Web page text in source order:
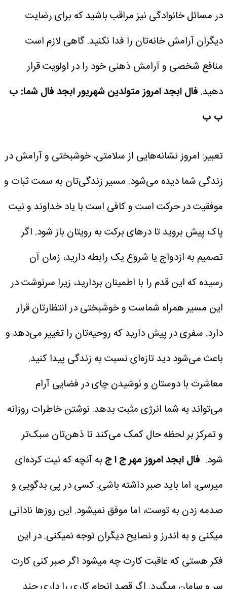
در مسائل خانوادگی نیز مراقب باشید که برای رضایت
دیگران آرامش خانه‌تان را فدا نکنید. گاهی لازم است
منافع شخصی و آرامش ذهنی خود را در اولویت قرار
دهید. فال ابجد امروز متولدین شهریورابجد فال شما: ب
ب ب
تعبیر: امروز نشانه‌هایی از سلامتی، خوشبختی و آرامش در
زندگی شما دیده می‌شود. مسیر زندگی‌تان به سمت ثبات و
موفقیت در حرکت است و کافی است با یاد خداوند و نیت
پاک پیش بروید تا درهای برکت به رویتان باز شود. اگر
تصمیم به ازدواج یا شروع یک رابطه دارید، زمان آن
رسیده که این قدم را با اطمینان بردارید، زیرا سرنوشت در
این مسیر همراه شماست و خوشبختی در انتظارتان قرار
دارد. سفری در پیش دارید که روحیه‌تان را تغییر می‌دهد و
باعث می‌شود دید تازه‌ای نسبت به زندگی پیدا کنید.
معاشرت با دوستان و نوشیدن چای در فضایی آرام
می‌تواند به شما انرژی مثبت بدهد. نوشتن خاطرات روزانه
و تمرکز بر لحظه حال کمک می‌کند تا ذهن‌تان سبک‌تر
شود. فال ابجد امروز مهرج ا ج به آنچه که نیت کرده‌ای
میرسی، اما باید صبر داشته باشی. کسی در پی بدگویی و
صدمه زدن به توست، اما موفق نمیشود. این روز‌ها نادانی
میکنی و به اندرز و نصایح دیگران توجه نمیکنی. در این
فکر هستی که عاقبت کارت چه میشود اگر صبر کنی کارت